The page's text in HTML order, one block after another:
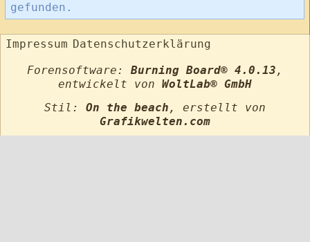
gefunden.
Impressum Datenschutzerklärung
Forensoftware: Burning Board® 4.0.13 ,
entwickelt von WoltLab® GmbH
Stil: On the beach , erstellt von
Grafikwelten.com